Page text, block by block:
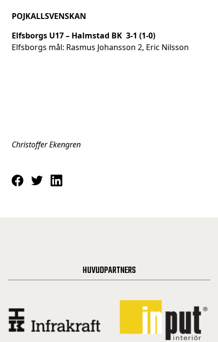
POJKALLSVENSKAN
Elfsborgs U17 – Halmstad BK 3-1 (1-0)
Elfsborgs mål: Rasmus Johansson 2, Eric Nilsson
Christoffer Ekengren
HUVUDPARTNERS